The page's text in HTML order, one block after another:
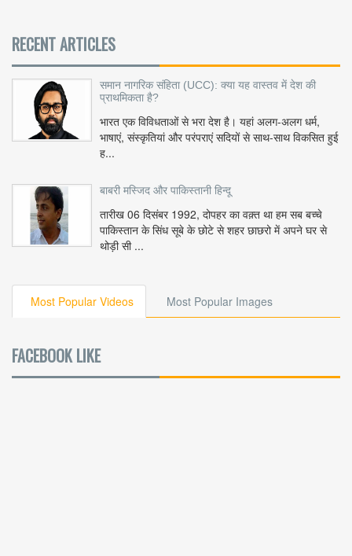
RECENT ARTICLES
समान नागरिक संहिता (UCC): क्या यह वास्तव में देश की
प्राथमिकता है?
भारत एक विविधताओं से भरा देश है। यहां अलग-अलग धर्म,
भाषाएं, संस्कृतियां और परंपराएं सदियों से साथ-साथ विकसित हुई
ह...
बाबरी मस्जिद और पाकिस्तानी हिन्दू
तारीख 06 दिसंबर 1992, दोपहर का वक़्त था हम सब बच्चे
पाकिस्तान के सिंध सूबे के छोटे से शहर छाछरो में अपने घर से
थोड़ी सी ...
Most Popular Videos Most Popular Images
FACEBOOK LIKE